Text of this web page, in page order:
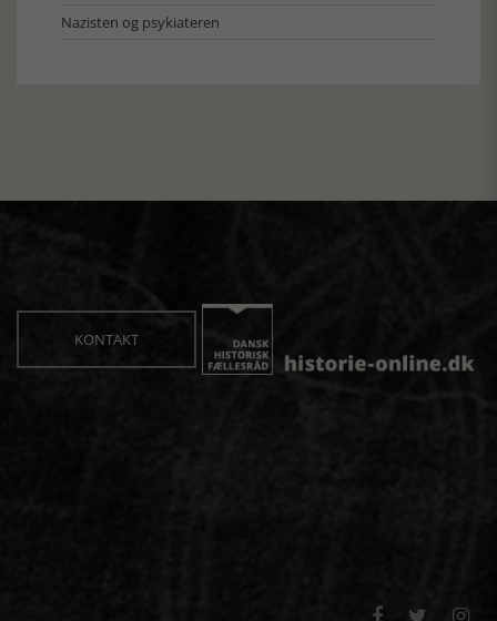
Nazisten og psykiateren
KONTAKT
  